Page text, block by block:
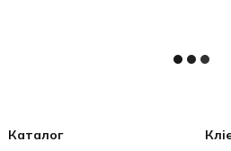
Каталог